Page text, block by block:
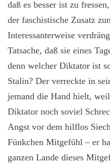
daß es besser ist zu
der faschistische Zusatz
Interessanterweise
Tatsache, daß sie eines
denn welcher Diktator ist
Stalin? Der verreckte in
jemand die Hand hielt,
Diktator noch soviel
Angst vor dem hilflos
Fünkchen Mitgefühl – er
ganzen Lande dieses